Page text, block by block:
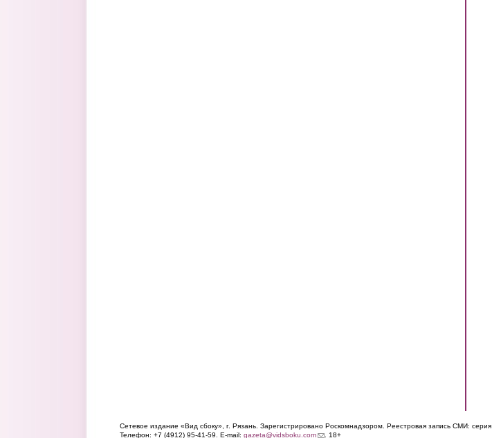
Сетевое издание «Вид сбоку», г. Рязань. Зарегистрировано Роскомнадзором. Реестровая запись СМИ: серия
Телефон: +7 (4912) 95-41-59. E-mail: gazeta@vidsboku.com(link sends e-mail)
. 18+